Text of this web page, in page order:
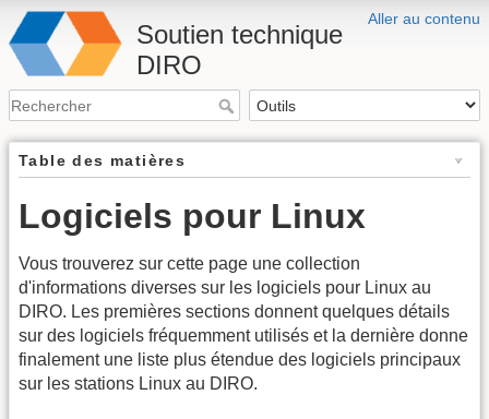
Aller au contenu
Soutien technique
DIRO
Table des matières
Logiciels pour Linux
Vous trouverez sur cette page une collection
d'informations diverses sur les logiciels pour Linux au
DIRO. Les premières sections donnent quelques détails
sur des logiciels fréquemment utilisés et la dernière donne
finalement une liste plus étendue des logiciels principaux
sur les stations Linux au DIRO.